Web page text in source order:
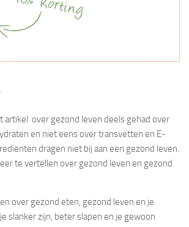
artikel over gezond leven deels gehad over
en niet eens over transvetten en E-
dragen niet bij aan een gezond leven.
te vertellen over gezond leven en gezond
over gezond eten, gezond leven en je
slanker zijn, beter slapen en je gewoon